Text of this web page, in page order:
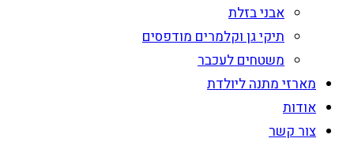
אבני בזלת
תיקי גן וקלמרים מודפסים
משטחים לעכבר
מארזי מתנה ליולדת
אודות
צור קשר